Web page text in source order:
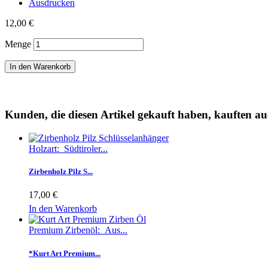
Ausdrucken
12,00 €
Menge
In den Warenkorb
Kunden, die diesen Artikel gekauft haben, kauften
Holzart: Südtiroler...
Zirbenholz Pilz S...
17,00 €
In den Warenkorb
Premium Zirbenöl: Aus...
*Kurt Art Premium...